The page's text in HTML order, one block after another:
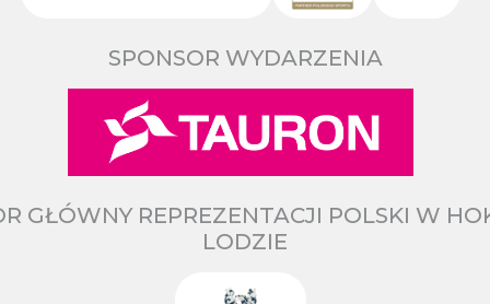
SPONSOR WYDARZENIA
GŁÓWNY REPREZENTACJI POLSKI W
LODZIE